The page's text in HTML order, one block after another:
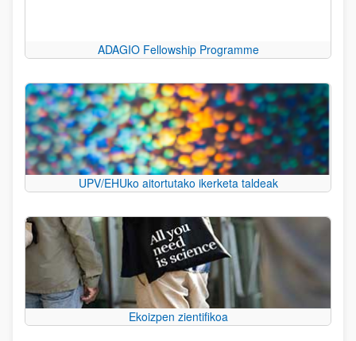
ADAGIO Fellowship Programme
UPV/EHUko aitortutako ikerketa taldeak
Ekoizpen zientifikoa